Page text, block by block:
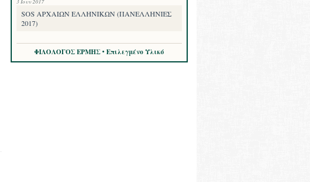
SOS ΑΡΧΑΙΩΝ ΕΛΛΗΝΙΚΩΝ (ΠΑΝΕΛΛΗΝΙΕΣ
2017)
ΦΙΛΟΛΟΓΟΣ ΕΡΜΗΣ • Επιλεγμένο Υλικό